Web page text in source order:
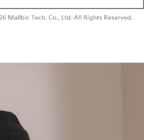
masa 30 minit selepas pesanan
tidak akan didedahkan.
bil telekom anda. SMS peringatan
kitaran bil bulanan.
anda sebelum anda menerima
jaminan bahawa anda boleh
pembayaran (cth.: produk
percuma untuk pesanan